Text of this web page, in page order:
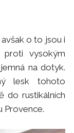
o to jsou i
proti vysokým
na dotyk.
lesk tohoto
do rustikálních
Provence.